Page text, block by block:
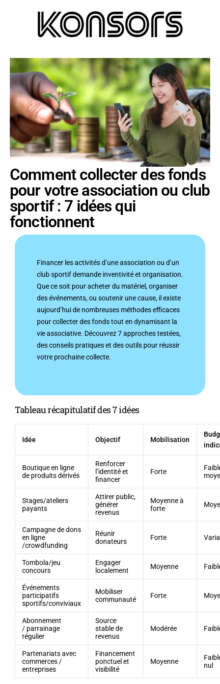
Comment collecter des fonds
pour votre association ou club
sportif : 7 idées qui
fonctionnent
Financer les activités d’une association ou d’un
club sportif demande inventivité et organisation.
Que ce soit pour acheter du matériel, organiser
des événements, ou soutenir une cause, il existe
aujourd’hui de nombreuses méthodes efficaces
pour collecter des fonds tout en dynamisant la
vie associative. Découvrez 7 approches testées,
des conseils pratiques et des outils pour réussir
votre prochaine collecte.
Tableau récapitulatif des 7 idées
Idée Objectif Mobilisation
Boutique en ligne
de produits dérivés
Renforcer
l’identité et
financer
Forte
Stages/ateliers
payants
Attirer public,
générer
revenus
Moyenne à
forte
Campagne de dons
en ligne
/crowdfunding
Réunir
donateurs
Forte
Tombola/jeu
concours
Engager
localement
Moyenne
Événements
participatifs
sportifs/conviviaux
Mobiliser
communauté
Forte
Abonnement
/ parrainage
régulier
Source
stable de
revenus
Modérée
Partenariats avec
commerces /
entreprises
Financement
ponctuel et
visibilité
Moyenne
nul